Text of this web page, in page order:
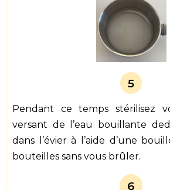
5
Pendant ce temps stérilisez
versant de l’eau bouillante
dans l’évier à l’aide d’une
bouteilles sans vous brûler.
6